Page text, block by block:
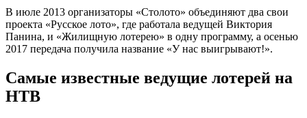
В июле 2013 организаторы «Столото» объединяют два свои
проекта «Русское лото», где работала ведущей Виктория
Панина, и «Жилищную лотерею» в одну программу, а осенью
2017 передача получила название «У нас выигрывают!».
Самые известные ведущие лотерей на
НТВ